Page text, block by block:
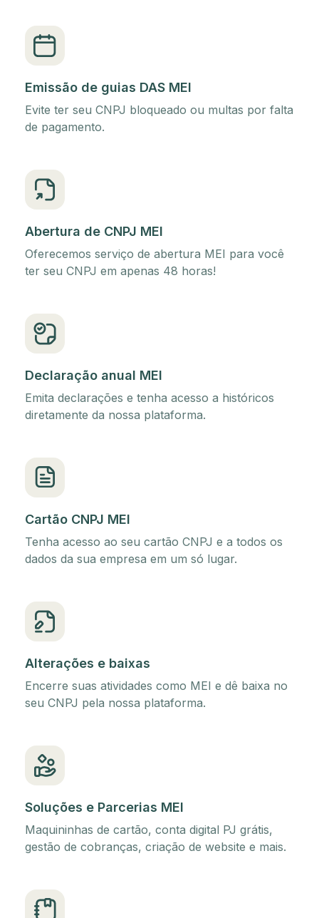
Emissão de guias DAS MEI
Evite ter seu CNPJ bloqueado ou multas por falta
de pagamento.
Abertura de CNPJ MEI
Oferecemos serviço de abertura MEI para você
ter seu CNPJ em apenas 48 horas!
Declaração anual MEI
Emita declarações e tenha acesso a históricos
diretamente da nossa plataforma.
Cartão CNPJ MEI
Tenha acesso ao seu cartão CNPJ e a todos os
dados da sua empresa em um só lugar.
Alterações e baixas
Encerre suas atividades como MEI e dê baixa no
seu CNPJ pela nossa plataforma.
Soluções e Parcerias MEI
Maquininhas de cartão, conta digital PJ grátis,
gestão de cobranças, criação de website e mais.